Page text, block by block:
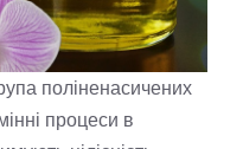
поліненасичених
процеси в